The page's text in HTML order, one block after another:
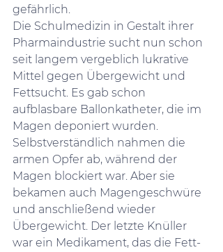
gefährlich.
Die Schulmedizin in Gestalt ihrer
Pharmaindustrie sucht nun schon
seit langem vergeblich lukrative
Mittel gegen Übergewicht und
Fettsucht. Es gab schon
aufblasbare Ballonkatheter, die im
Magen deponiert wurden.
Selbstverständlich nahmen die
armen Opfer ab, während der
Magen blockiert war. Aber sie
bekamen auch Magengeschwüre
und anschließend wieder
Übergewicht. Der letzte Knüller
war ein Medikament, das die Fett-